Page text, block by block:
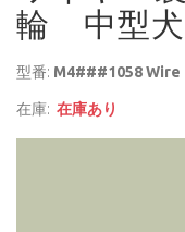
輪 中型犬
型番: M4###1058 Wire
在庫: 在庫あり